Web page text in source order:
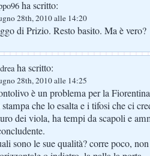
ha scritto:
28th, 2010 alle 14:20
di Prizio. Resto basito. Ma è vero?
ha scritto:
28th, 2010 alle 14:25
è un problema per la
che lo esalta e i tifosi che ci
dei viola, ha tempi da scapoli e
sono le sue qualità? corre poco,